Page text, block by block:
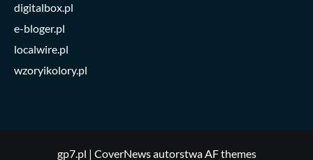
digitalbox.pl
e-bloger.pl
localwire.pl
wzoryikolory.pl
gp7.pl | CoverNewsautorstwa AF themes